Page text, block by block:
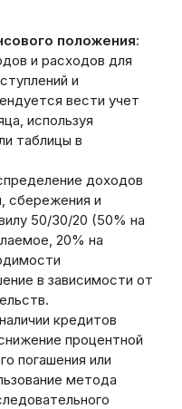
положения:
и расходов для
и
вести учет
используя
таблицы в
доходов
сбережения и
50/30/20 (50% на
20% на
в зависимости от
кредитов
процентной
погашения или
метода